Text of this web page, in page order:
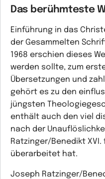
Das berühmteste
Einführung in das
der Gesammelten
1968 erschien dieses
werden sollte, zum
Übersetzungen und
gehört es zu den
jüngsten
enthält auch den viel
nach der
Ratzinger/Benedikt
überarbeitet hat.
Joseph Ratzinger/